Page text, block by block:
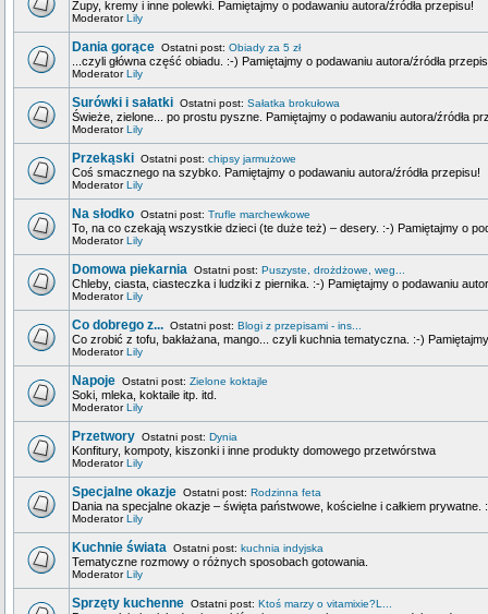
Zupy, kremy i inne polewki. Pamiętajmy o podawaniu autora/źródła przepisu!
ModeratorLily
Dania gorące Ostatni post: Obiady za 5 zł
...czyli główna część obiadu. :-) Pamiętajmy o podawaniu autora/źródła
ModeratorLily
Surówki i sałatki Ostatni post: Sałatka brokułowa
Świeże, zielone... po prostu pyszne. Pamiętajmy o podawaniu autora/źródła
ModeratorLily
Przekąski Ostatni post: chipsy jarmużowe
Coś smacznego na szybko. Pamiętajmy o podawaniu autora/źródła przepisu!
ModeratorLily
Na słodko Ostatni post: Trufle marchewkowe
To, na co czekają wszystkie dzieci (te duże też) – desery. :-) Pamiętajmy o
ModeratorLily
Domowa piekarnia Ostatni post: Puszyste, drożdżowe, weg...
Chleby, ciasta, ciasteczka i ludziki z piernika. :-) Pamiętajmy o podawaniu
ModeratorLily
Co dobrego z... Ostatni post: Blogi z przepisami - ins...
Co zrobić z tofu, bakłażana, mango... czyli kuchnia tematyczna. :-)
ModeratorLily
Napoje Ostatni post: Zielone koktajle
Soki, mleka, koktaile itp. itd.
ModeratorLily
Przetwory Ostatni post: Dynia
Konfitury, kompoty, kiszonki i inne produkty domowego przetwórstwa
ModeratorLily
Specjalne okazje Ostatni post: Rodzinna feta
Dania na specjalne okazje – święta państwowe, kościelne i całkiem
ModeratorLily
Kuchnie świata Ostatni post: kuchnia indyjska
Tematyczne rozmowy o różnych sposobach gotowania.
ModeratorLily
Sprzęty kuchenne Ostatni post: Ktoś marzy o vitamixie?L...